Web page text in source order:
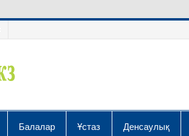
Балалар Ұстаз Денсаулық